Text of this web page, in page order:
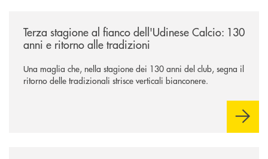
Terza stagione al fianco dell'Udinese Calcio: 130
anni e ritorno alle tradizioni
Una maglia che, nella stagione dei 130 anni del club, segna il
ritorno delle tradizionali strisce verticali bianconere.